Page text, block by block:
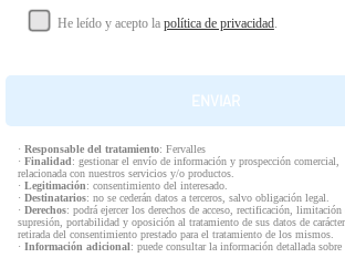
He leído y acepto la política de privacidad.
· Responsable del tratamiento: Fervalles
· Finalidad: gestionar el envío de información y prospección comercial,
relacionada con nuestros servicios y/o productos.
· Legitimación: consentimiento del interesado.
· Destinatarios: no se cederán datos a terceros, salvo obligación legal.
· Derechos: podrá ejercer los derechos de acceso, rectificación, limitación
supresión, portabilidad y oposición al tratamiento de sus datos de
retirada del consentimiento prestado para el tratamiento de los mismos.
· Información adicional: puede consultar la información detallada